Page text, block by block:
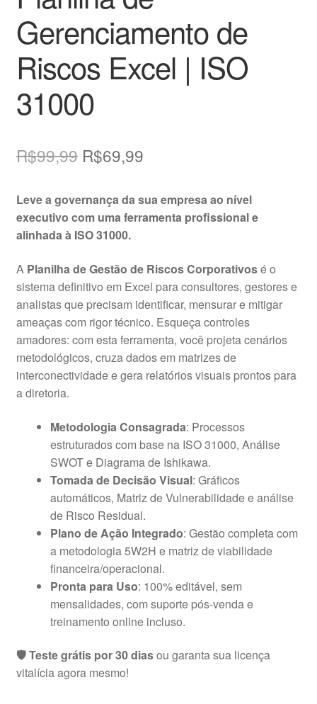
Gerenciamento de
Riscos Excel | ISO
31000
R$99,99 O
original
era:
R$69,99O
atual
Leve a governança da sua empresa ao nível
executivo com uma ferramenta profissional e
alinhada à ISO 31000.
A Planilha de Gestão de Riscos Corporativosé o
sistema definitivo em Excel para consultores, gestores e
analistas que precisam identificar, mensurar e mitigar
ameaças com rigor técnico. Esqueça controles
amadores: com esta ferramenta, você projeta cenários
metodológicos, cruza dados em matrizes de
interconectividade e gera relatórios visuais prontos para
a diretoria.
Metodologia Consagrada: Processos
estruturados com base na ISO 31000, Análise
SWOT e Diagrama de Ishikawa.
Tomada de Decisão Visual: Gráficos
automáticos, Matriz de Vulnerabilidade e análise
de Risco Residual.
Plano de Ação Integrado: Gestão completa com
a metodologia 5W2H e matriz de viabilidade
financeira/operacional.
Pronta para Uso: 100% editável, sem
mensalidades, com suporte pós-venda e
treinamento online incluso.
🛡️ Teste grátis por 30 diasou garanta sua licença
vitalícia agora mesmo!